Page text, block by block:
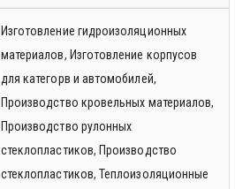
Изготовление гидроизоляционных
материалов, Изготовление корпусов
для категорв и автомобилей,
Производство кровельных материалов,
Производство рулонных
стеклопластиков, Производство
стеклопластиков,Теплоизоляционные